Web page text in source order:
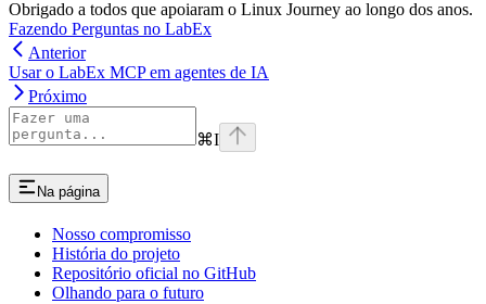
Obrigado a todos que apoiaram o Linux Journey ao longo dos anos.
Fazendo Perguntas no LabEx
Anterior
Usar o LabEx MCP em agentes de IA
Próximo
⌘I
Na página
Nosso compromisso
História do projeto
Repositório oficial no GitHub
Olhando para o futuro